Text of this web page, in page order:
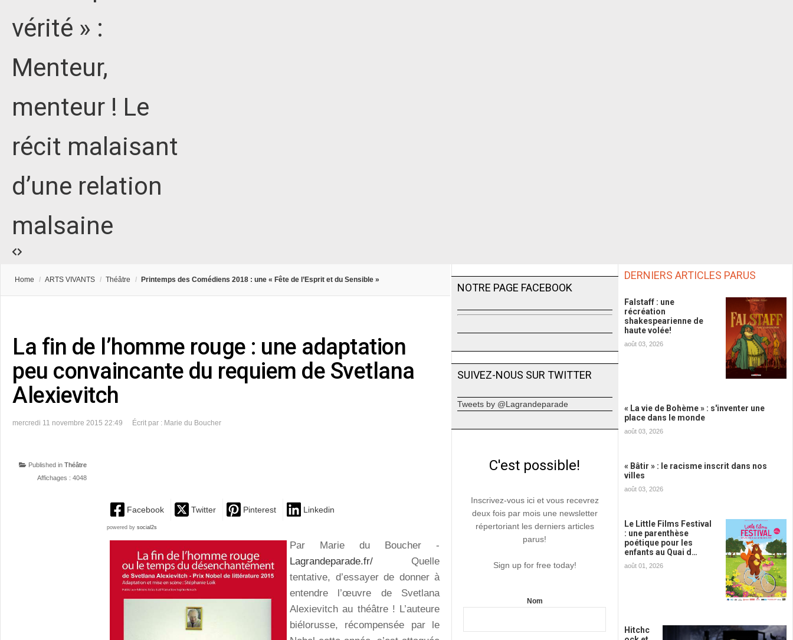
vérité » :
Menteur,
menteur ! Le
récit malaisant
d’une relation
malsaine
Home / ARTS VIVANTS / Théâtre / Printemps des Comédiens 2018 : une « Fête de l’Esprit et du Sensible »
La fin de l’homme rouge : une adaptation
peu convaincante du requiem de Svetlana
Alexievitch
mercredi 11 novembre 2015 22:49 Écrit par : Marie du Boucher
Published in Théâtre
Affichages : 4048
Facebook Twitter Pinterest Linkedin
powered by social2s
Par Marie du Boucher -
Lagrandeparade.fr/ Quelle
tentative, d’essayer de donner à
entendre l’œuvre de Svetlana
Alexievitch au théâtre ! L’auteure
biélorusse, récompensée par le
NOTRE PAGE FACEBOOK
SUIVEZ-NOUS SUR TWITTER
Tweets by @Lagrandeparade
C'est possible!
Inscrivez-vous ici et vous recevrez
deux fois par mois une newsletter
répertoriant les derniers articles
parus!
Sign up for free today!
Nom
DERNIERS ARTICLES PARUS
Falstaff : une
récréation
shakespearienne de
haute volée!
août 03, 2026
« La vie de Bohème » : s'inventer une
place dans le monde
août 03, 2026
« Bâtir » : le racisme inscrit dans nos
villes
août 03, 2026
Le Little Films Festival
: une parenthèse
poétique pour les
enfants au Quai d…
août 01, 2026
Hitchc